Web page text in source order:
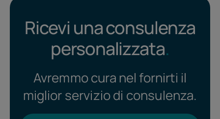
Ricevi una consulenza
personalizzata.
Avremmo cura nel fornirti il
miglior servizio di consulenza.